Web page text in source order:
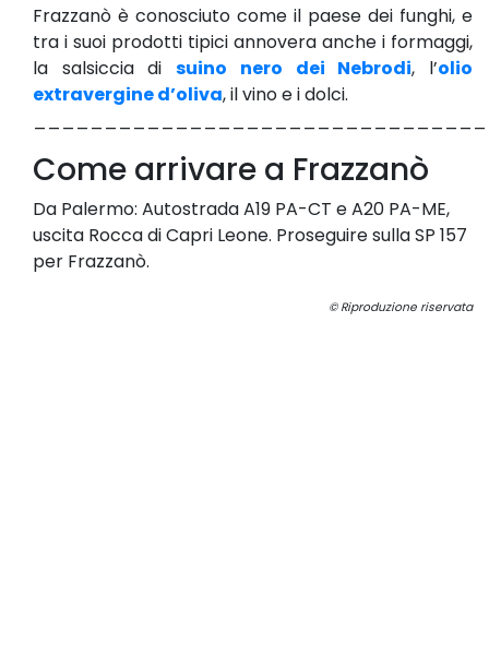
Frazzanò è conosciuto come il paese dei funghi, e
tra i suoi prodotti tipici annovera anche i formaggi,
la salsiccia disuino nero dei Nebrodi, l’olio
extravergine d’oliva, il vino e i dolci.
Come arrivare a Frazzanò
Da Palermo: Autostrada A19 PA-CT e A20 PA-ME,
uscita Rocca di Capri Leone. Proseguire sulla SP 157
per Frazzanò.
© Riproduzione riservata